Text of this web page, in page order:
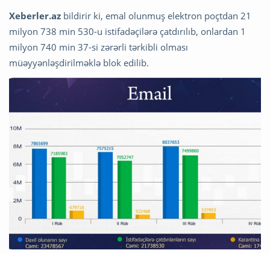
Xeberler.az bildirir ki, emal olunmuş elektron poçtdan 21
milyon 738 min 530-u istifadəçilərə çatdırılıb, onlardan 1
milyon 740 min 37-si zərərli tərkibli olması
müəyyənləşdirilməklə blok edilib.